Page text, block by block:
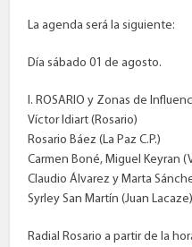
La agenda será la siguiente:
Día sábado 01 de agosto.
I. ROSARIO y Zonas de
Víctor Idiart (Rosario)
Rosario Báez (La Paz C.P.)
Carmen Boné, Miguel Keyran
Claudio Álvarez y Marta
Syrley San Martín (Juan Lacaze)
Radial Rosario a partir de la